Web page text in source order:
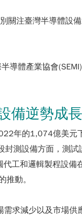
關注臺灣半導體設
導體產業協會
備逆勢成
年的1,074億美元
測設備方面，測
工和邏輯製程設備
動。
求減少以及市場供